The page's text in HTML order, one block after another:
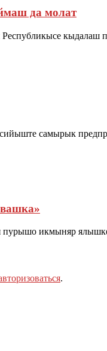
да молат
кыдалаш
самырык
икмыняр
.